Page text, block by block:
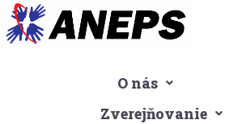
Preskočiť
na
O nás
Zverejňovanie